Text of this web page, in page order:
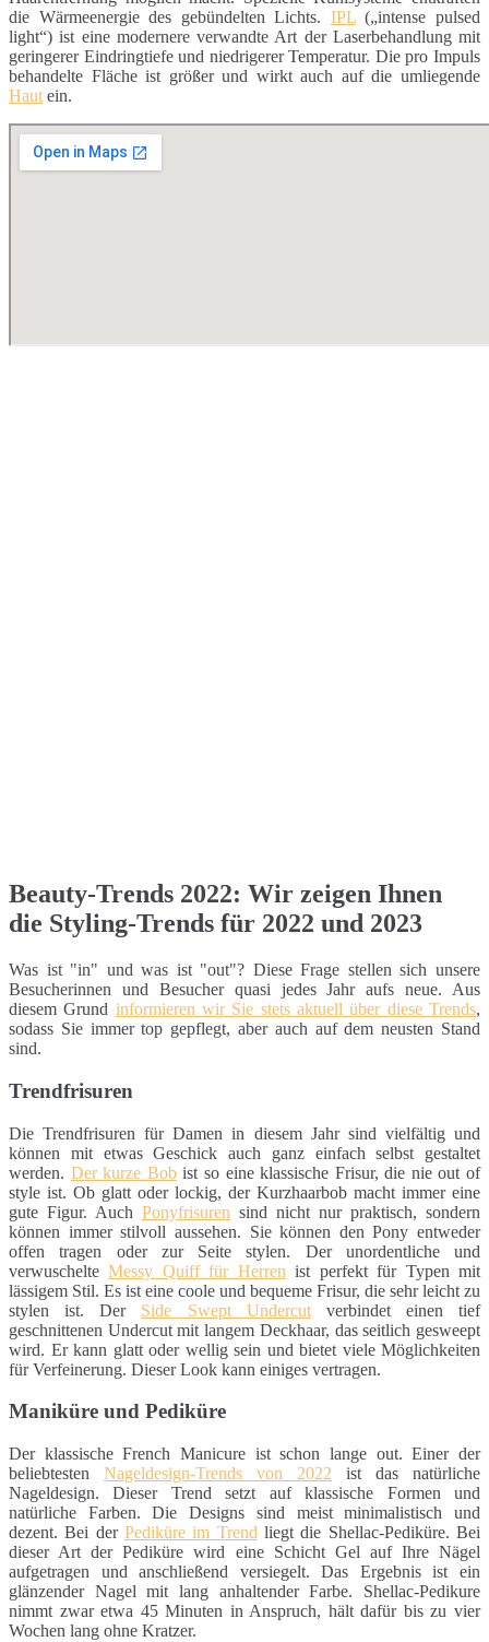
die Wärmeenergie des gebündelten Lichts. IPL(„intense pulsed
light“) ist eine modernere verwandte Art der Laserbehandlung mit
geringerer Eindringtiefe und niedrigerer Temperatur. Die pro Impuls
behandelte Fläche ist größer und wirkt auch auf die umliegende
Hautein.
Beauty-Trends 2022: Wir zeigen Ihnen
die Styling-Trends für 2022 und 2023
Was ist "in" und was ist "out"? Diese Frage stellen sich unsere
Besucherinnen und Besucher quasi jedes Jahr aufs neue. Aus
diesem Grund informieren wir Sie stets aktuell über diese Trends,
sodass Sie immer top gepflegt, aber auch auf dem neusten Stand
sind.
Trendfrisuren
Die Trendfrisuren für Damen in diesem Jahr sind vielfältig und
können mit etwas Geschick auch ganz einfach selbst gestaltet
werden. Der kurze Bobist so eine klassische Frisur, die nie out of
style ist. Ob glatt oder lockig, der Kurzhaarbob macht immer eine
gute Figur. Auch Ponyfrisuren sind nicht nur praktisch, sondern
können immer stilvoll aussehen. Sie können den Pony entweder
offen tragen oder zur Seite stylen. Der unordentliche und
verwuschelteMessy Quiff für Herren ist perfekt für Typen mit
lässigem Stil. Es ist eine coole und bequeme Frisur, die sehr leicht zu
stylen ist. Der Side Swept Undercutverbindet einen tief
geschnittenen Undercut mit langem Deckhaar, das seitlich gesweept
wird. Er kann glatt oder wellig sein und bietet viele Möglichkeiten
für Verfeinerung. Dieser Look kann einiges vertragen.
Maniküre und Pediküre
Der klassische French Manicure ist schon lange out. Einer der
beliebtesten Nageldesign-Trends von 2022 ist das natürliche
Nageldesign. Dieser Trend setzt auf klassische Formen und
natürliche Farben. Die Designs sind meist minimalistisch und
dezent. Bei der Pediküre im Trend liegt die Shellac-Pediküre. Bei
dieser Art der Pediküre wird eine Schicht Gel auf Ihre Nägel
aufgetragen und anschließend versiegelt. Das Ergebnis ist ein
glänzender Nagel mit lang anhaltender Farbe. Shellac-Pedikure
nimmt zwar etwa 45 Minuten in Anspruch, hält dafür bis zu vier
Wochen lang ohne Kratzer.